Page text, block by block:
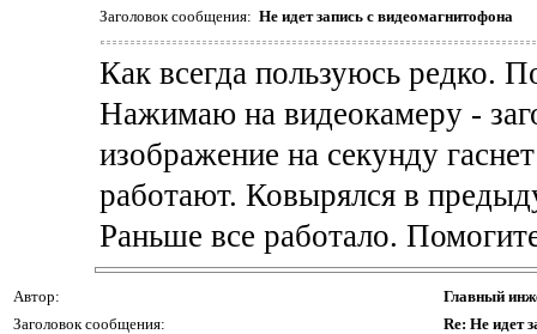
Заголовок сообщения: Не идет запись с видеомагнитофона
Как всегда пользуюсь редко.
Нажимаю на видеокамеру -
изображение на секунду
работают. Ковырялся в
Раньше все работало.
Автор:
Главный
Заголовок сообщения:
Re: Не идет